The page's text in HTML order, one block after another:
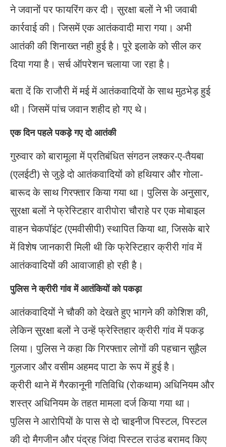
ने जवानों पर फायरिंग कर दी। सुरक्षा बलों ने भी जवाबी
कार्रवाई की। जिसमें एक आतंकवादी मारा गया। अभी
आतंकी की शिनाख्त नही हुई है। पूरे इलाके को सील कर
दिया गया है। सर्च ऑपरेशन चलाया जा रहा है।
बता दें कि राजौरी में मई में आतंकवादियों के साथ मुठभेड़ हुई
थी। जिसमें पांच जवान शहीद हो गए थे।
एक दिन पहले पकड़े गए दो आतंकी
गुरुवार को बारामूला में प्रतिबंधित संगठन लश्कर-ए-तैयबा
(एलईटी) से जुड़े दो आतंकवादियों को हथियार और गोला-
बारूद के साथ गिरफ्तार किया गया था। पुलिस के अनुसार,
सुरक्षा बलों ने फ्रेस्टिहार वारीपोरा चौराहे पर एक मोबाइल
वाहन चेकपॉइंट (एमवीसीपी) स्थापित किया था, जिसके बारे
में विशेष जानकारी मिली थी कि फ्रेस्टिहार क्रीरी गांव में
आतंकवादियों की आवाजाही हो रही है।
पुलिस ने क्रीरी गांव में आतंकियों को पकड़ा
आतंकवादियों ने चौकी को देखते हुए भागने की कोशिश की,
लेकिन सुरक्षा बलों ने उन्हें फ्रेस्तिहार क्रीरी गांव में पकड़
लिया। पुलिस ने कहा कि गिरफ्तार लोगों की पहचान सुहैल
गुलजार और वसीम अहमद पाटा के रूप में हुई है।
क्रीरी थाने में गैरकानूनी गतिविधि (रोकथाम) अधिनियम और
शस्त्र अधिनियम के तहत मामला दर्ज किया गया था।
पुलिस ने आरोपियों के पास से दो चाइनीज पिस्टल, पिस्टल
की दो मैगजीन और पंद्रह जिंदा पिस्टल राउंड बरामद किए